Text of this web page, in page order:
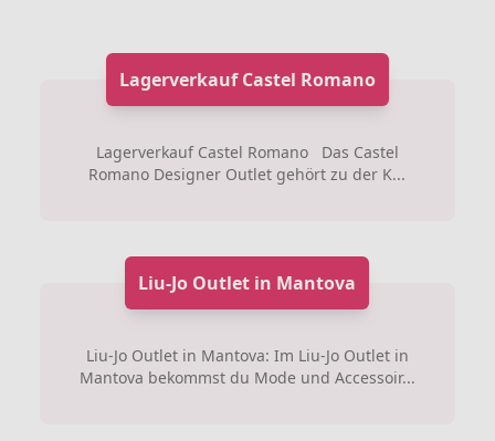
Lagerverkauf Castel Romano
Lagerverkauf Castel Romano Das Castel
Romano Designer Outlet gehört zu der K...
Liu-Jo Outlet in Mantova
Liu-Jo Outlet in Mantova: Im Liu-Jo Outlet in
Mantova bekommst du Mode und Accessoir...